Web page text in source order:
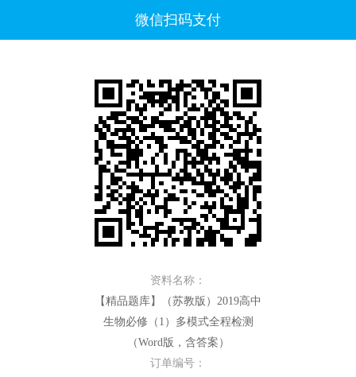
微信扫码支付
资料名称：
【精品题库】（苏教版）2019高中
生物必修（1）多模式全程检测
（Word版，含答案）
订单编号：